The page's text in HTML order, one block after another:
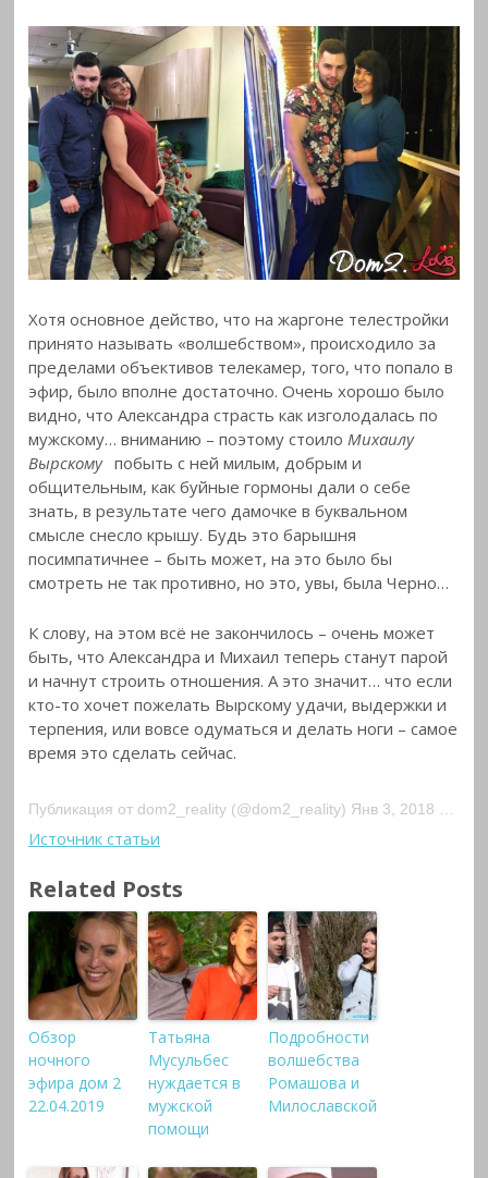
Хотя основное действо, что на жаргоне телестройки
принято называть «волшебством», происходило за
пределами объективов телекамер, того, что попало в
эфир, было вполне достаточно. Очень хорошо было
видно, что Александра страсть как изголодалась по
мужскому… вниманию – поэтому стоило Михаилу
Вырскому побыть с ней милым, добрым и
общительным, как буйные гормоны дали о себе
знать, в результате чего дамочке в буквальном
смысле снесло крышу. Будь это барышня
посимпатичнее – быть может, на это было бы
смотреть не так противно, но это, увы, была Черно…
К слову, на этом всё не закончилось – очень может
быть, что Александра и Михаил теперь станут парой
и начнут строить отношения. А это значит… что если
кто-то хочет пожелать Вырскому удачи, выдержки и
терпения, или вовсе одуматься и делать ноги – самое
время это сделать сейчас.
Источник статьи
Related Posts
Обзор
ночного
эфира дом 2
22.04.2019
Татьяна
Мусульбес
нуждается в
мужской
помощи
Подробности
волшебства
Ромашова и
Милославской